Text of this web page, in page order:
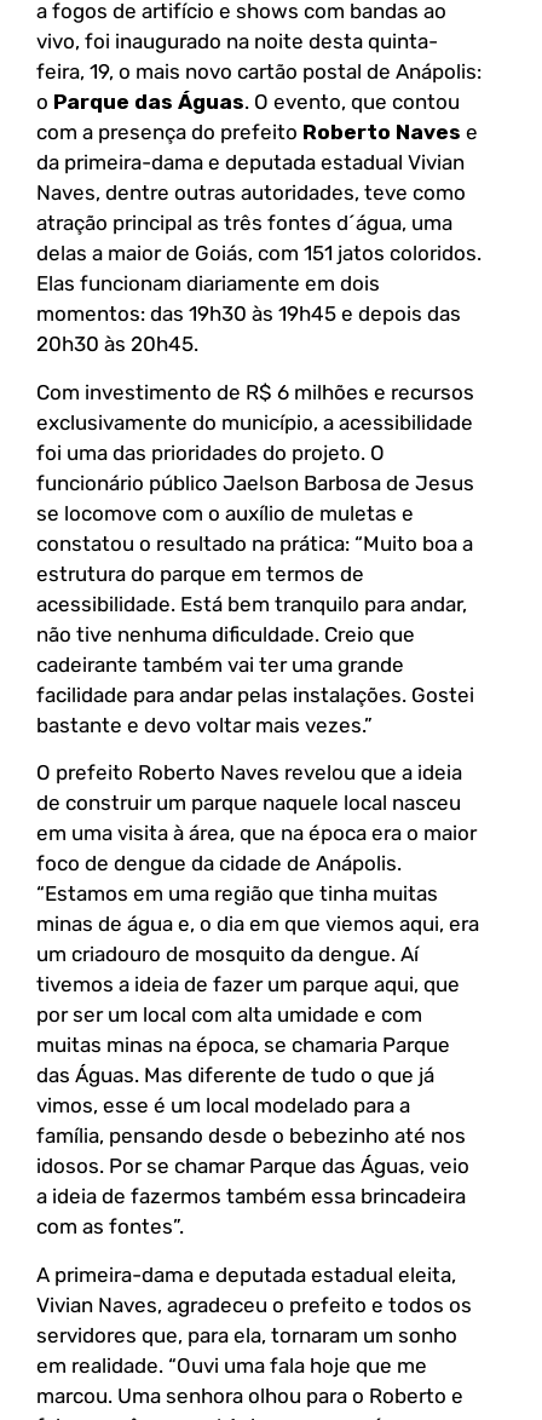
a fogos de artifício e shows com bandas ao
vivo, foi inaugurado na noite desta quinta-
feira, 19, o mais novo cartão postal de Anápolis:
o Parque das Águas. O evento, que contou
com a presença do prefeito Roberto Naves e
da primeira-dama e deputada estadual Vivian
Naves, dentre outras autoridades, teve como
atração principal as três fontes d´água, uma
delas a maior de Goiás, com 151 jatos coloridos.
Elas funcionam diariamente em dois
momentos: das 19h30 às 19h45 e depois das
20h30 às 20h45.
Com investimento de R$ 6 milhões e recursos
exclusivamente do município, a acessibilidade
foi uma das prioridades do projeto. O
funcionário público Jaelson Barbosa de Jesus
se locomove com o auxílio de muletas e
constatou o resultado na prática: “Muito boa a
estrutura do parque em termos de
acessibilidade. Está bem tranquilo para andar,
não tive nenhuma dificuldade. Creio que
cadeirante também vai ter uma grande
facilidade para andar pelas instalações. Gostei
bastante e devo voltar mais vezes.”
O prefeito Roberto Naves revelou que a ideia
de construir um parque naquele local nasceu
em uma visita à área, que na época era o maior
foco de dengue da cidade de Anápolis.
“Estamos em uma região que tinha muitas
minas de água e, o dia em que viemos aqui, era
um criadouro de mosquito da dengue. Aí
tivemos a ideia de fazer um parque aqui, que
por ser um local com alta umidade e com
muitas minas na época, se chamaria Parque
das Águas. Mas diferente de tudo o que já
vimos, esse é um local modelado para a
família, pensando desde o bebezinho até nos
idosos. Por se chamar Parque das Águas, veio
a ideia de fazermos também essa brincadeira
com as fontes”.
A primeira-dama e deputada estadual eleita,
Vivian Naves, agradeceu o prefeito e todos os
servidores que, para ela, tornaram um sonho
em realidade. “Ouvi uma fala hoje que me
marcou. Uma senhora olhou para o Roberto e